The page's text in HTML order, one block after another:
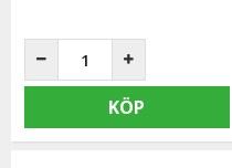
KÖP